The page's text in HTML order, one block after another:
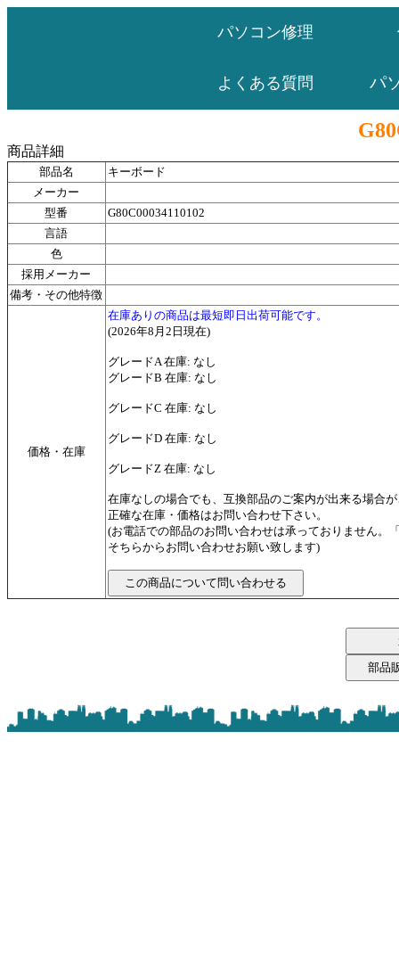
パソコン修理
よくある質問 パ
商品詳細
部品名
キーボード
メーカー
型番
G80C00034110102
言語
色
採用メーカー
備考・その他特徴
価格・在庫
在庫ありの商品は最短即日出荷可能です。
(2026年8月2日現在)
グレードA 在庫: なし
グレードB 在庫: なし
グレードC 在庫: なし
グレードD 在庫: なし
グレードZ 在庫: なし
在庫なしの場合でも、互換部品のご案内が出来る場合
正確な在庫・価格はお問い合わせ下さい。
(お電話での部品のお問い合わせは承っておりません。
そちらからお問い合わせお願い致します)